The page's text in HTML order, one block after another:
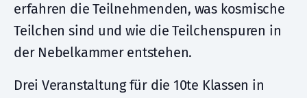
erfahren die Teilnehmenden, was kosmische
Teilchen sind und wie die Teilchenspuren in
der Nebelkammer entstehen.
Drei Veranstaltung für die 10te Klassen in